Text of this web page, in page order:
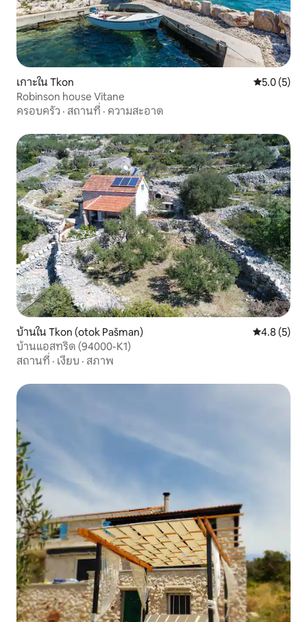
เกาะใน Tkon คะแนนเฉลี่
5.0 (5)
Robinson house Vitane
ครอบครัว · สถานที่ · ความสะอาด
บ้านใน Tkon (otok Pašman) คะแนนเฉลี่
4.8 (5)
บ้านแอสทริด (94000-K1)
สถานที่ · เงียบ · สภาพ